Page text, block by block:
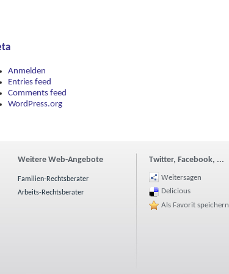
Anmelden
Entries feed
Comments feed
WordPress.org
Weitere Web-Angebote
Familien-Rechtsberater
Arbeits-Rechtsberater
Twitter, Facebook, ...
Weitersagen
Delicious
Als Favorit speichern